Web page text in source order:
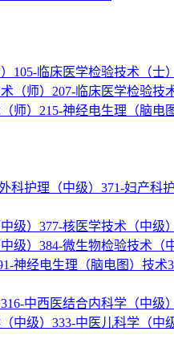
105-临床医学检验技术（士）
（师） 207-临床医学检验技
师） 215-神经电生理（脑电
科护理（中级） 371-妇产科
级） 377-核医学技术（中级）
级） 384-微生物检验技术（
神经电生理（脑电图）技术
316-中西医结合内科学（中级）
中级） 333-中医儿科学（中